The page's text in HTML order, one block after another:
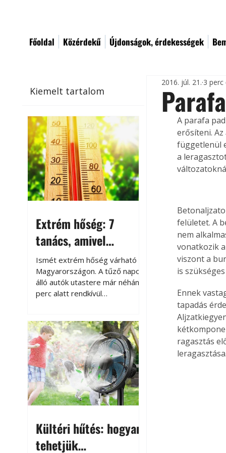
Főoldal Közérdekű Újdonságok, érdekességek
Kiemelt tartalom
Extrém hőség: 7
tanács, amivel
megóvhatjuk
autónkat a nyári
károktól
Ismét extrém hőség várható
Magyarországon. A tűző napon
álló autók utastere már néhány
perc alatt rendkívül
megközelítheti. Ez nemcsak a
beszállást teszi kellemetlenné,
hanem az autó állapotára és a
benne hagyott tárgyakra is
káros hatással lehet. Néhány
egyszerű óvintézkedéssel
azonban jelentősen
csökkenthetjük a hőség káros
Kültéri hűtés: hogyan
tehetjük
2016. júl. 21. 3 perc
A parafa
erősíteni.
függetlenül
a
felületet. A
nem
vonatkozik
viszont a
is
Ennek
tapadás
ragasztás
leragasztása.